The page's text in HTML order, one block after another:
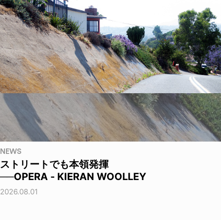
NEWS
ストリートでも本領発揮
──OPERA - KIERAN WOOLLEY
2026.08.01